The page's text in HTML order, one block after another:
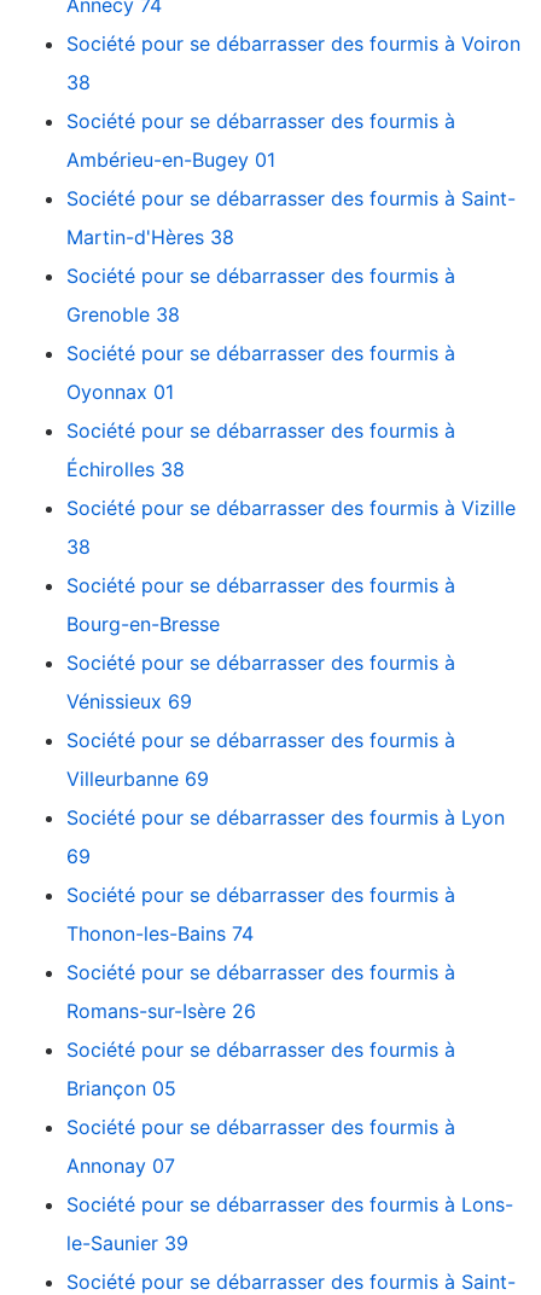
Société pour se débarrasser des fourmis à Voiron
38
Société pour se débarrasser des fourmis à
Ambérieu-en-Bugey 01
Société pour se débarrasser des fourmis à Saint-
Martin-d'Hères 38
Société pour se débarrasser des fourmis à
Grenoble 38
Société pour se débarrasser des fourmis à
Oyonnax 01
Société pour se débarrasser des fourmis à
Échirolles 38
Société pour se débarrasser des fourmis à Vizille
38
Société pour se débarrasser des fourmis à
Bourg-en-Bresse
Société pour se débarrasser des fourmis à
Vénissieux 69
Société pour se débarrasser des fourmis à
Villeurbanne 69
Société pour se débarrasser des fourmis à Lyon
69
Société pour se débarrasser des fourmis à
Thonon-les-Bains 74
Société pour se débarrasser des fourmis à
Romans-sur-Isère 26
Société pour se débarrasser des fourmis à
Briançon 05
Société pour se débarrasser des fourmis à
Annonay 07
Société pour se débarrasser des fourmis à Lons-
le-Saunier 39
Société pour se débarrasser des fourmis à Saint-